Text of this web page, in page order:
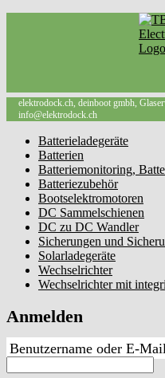
elektrodock.ch, deinboot gmbh,
info@elektrodock.ch
Batterieladegeräte
Batterien
Batteriemonitoring,
Batteriezubehör
Bootselektromotoren
DC Sammelschienen
DC zu DC Wandler
Sicherungen und
Solarladegeräte
Wechselrichter
Wechselrichter mit
Anmelden
Benutzername oder E-